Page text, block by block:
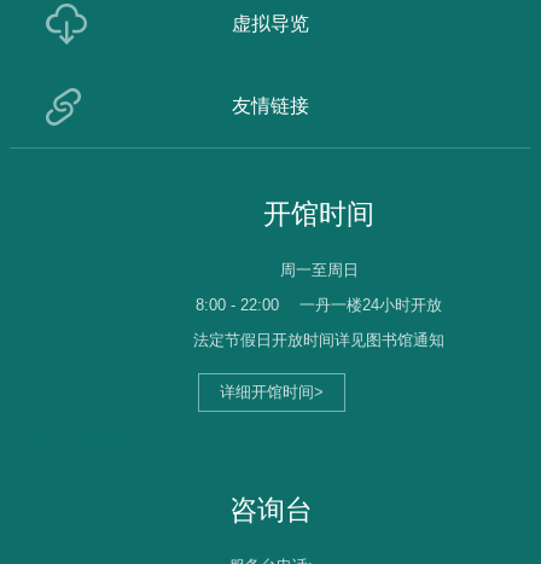
虚拟导览
友情链接
开馆时间
详细开馆时间>
周一至周日
8:00 - 22:00
一丹一楼24小时开放
法定节假日开放时间详见图书馆通知
咨询台